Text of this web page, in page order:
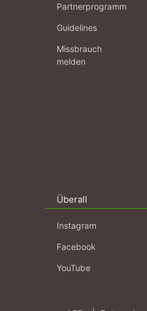
Partnerprogramm
Guidelines
Missbrauch
melden
Überall
Instagram
Facebook
YouTube